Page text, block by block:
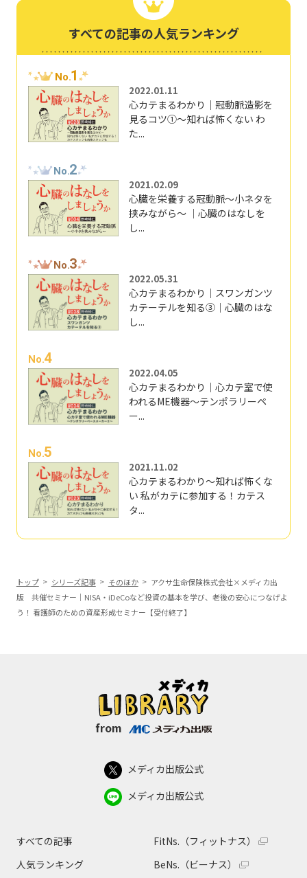
すべての記事の人気ランキング
No.1
2022.01.11
心カテまるわかり｜冠動脈造影を
見るコツ①～知れば怖くない わ
た...
No.2
2021.02.09
心臓を栄養する冠動脈～小ネタを
挟みながら～ ｜心臓のはなしを
し...
No.3
2022.05.31
心カテまるわかり｜スワンガンツ
カテーテルを知る③｜心臓のはな
し...
No.4
2022.04.05
心カテまるわかり｜心カテ室で使
われるME機器～テンポラリーペ
ー...
No.5
2021.11.02
心カテまるわかり～知れば怖くな
い 私がカテに参加する！カテス
タ...
トップ シリーズ記事 そのほか
アクサ生命保険株式会社×メディカ出
版 共催セミナー｜NISA・iDeCoなど投資の基本を学び、老後の安心につなげよ
う！ 看護師のための資産形成セミナー【受付終了】
from
メディカ出版公式
メディカ出版公式
すべての記事
人気ランキング
FitNs.（フィットナス）
BeNs.（ビーナス）